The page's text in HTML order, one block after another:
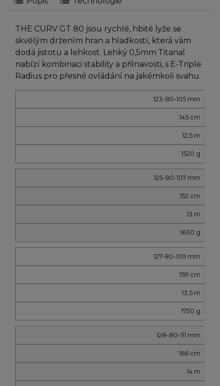
THE CURV GT 80 jsou rychlé, hbité lyže se
skvělým držením hran a hladkostí, která vám
dodá jistotu a lehkost. Lehký 0,5mm Titanal
nabízí kombinaci stability a přilnavosti, s E-Triple
Radius pro přesné ovládání na jakémkoli svahu.
Hmotnost123-80-105 mm
145 cm
12,5 m
1520 g
125-80-107 mm
152 cm
13 m
1630 g
127-80-109 mm
159 cm
13,5 m
1750 g
128-80-111 mm
166 cm
14 m